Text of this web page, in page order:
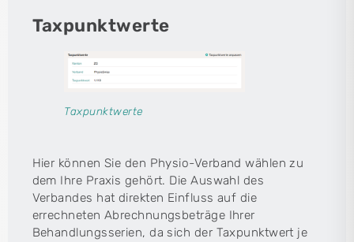
Taxpunktwerte
Taxpunktwerte
Hier können Sie den Physio-Verband wählen zu
dem Ihre Praxis gehört. Die Auswahl des
Verbandes hat direkten Einfluss auf die
errechneten Abrechnungsbeträge Ihrer
Behandlungsserien, da sich der Taxpunktwert je